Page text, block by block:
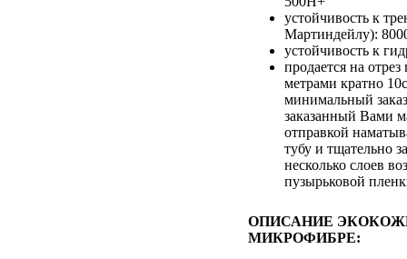
устойчивость к
Мартиндейлу):
устойчивость к
продается на
метрами кратно
минимальный
заказанный Вами
отправкой
тубу и тщательно
несколько слоев
пузырьковой
ОПИСАНИЕ
МИКРОФИБРЕ: